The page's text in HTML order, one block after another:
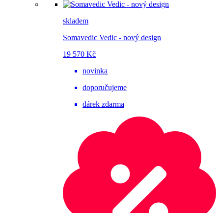
skladem
Somavedic Vedic - nový design
19 570 Kč
novinka
doporučujeme
dárek zdarma